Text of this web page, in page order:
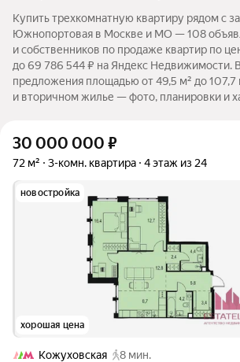
Купить трехкомнатную квартиру рядом с
Южнопортовая в Москве и МО — 108
и собственников по продаже квартир по
до 69 786 544 ₽ на Яндекс Недвижимости.
предложения площадью от 49,5 м² до 107,7
и вторичном жилье — фото, планировки и
30 000 000 ₽
72 м² 3-комн. квартира 4 этаж из 24
новостройка
хорошая цена
Кожуховская
8 мин.